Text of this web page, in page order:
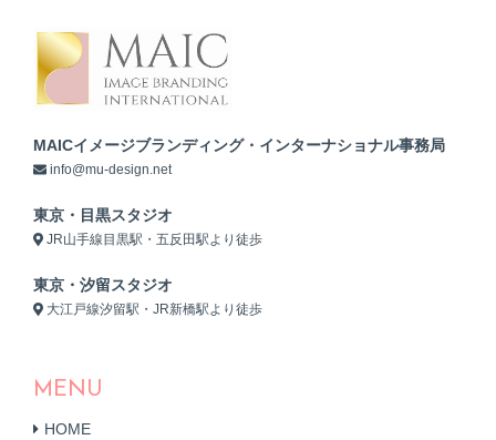
MAICイメージブランディング・インターナショナル事務局
info@mu-design.net
東京・目黒スタジオ
JR山手線目黒駅・五反田駅より徒歩
東京・汐留スタジオ
大江戸線汐留駅・JR新橋駅より徒歩
MENU
HOME